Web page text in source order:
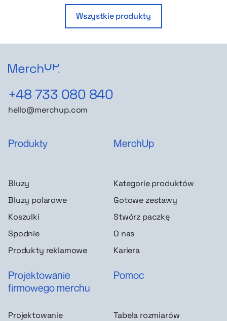
Wszystkie produkty
+48 733 080 840
hello@merchup.com
Produkty
Bluzy
Bluzy polarowe
Koszulki
Spodnie
Produkty reklamowe
MerchUp
Kategorie produktów
Gotowe zestawy
Stwórz paczkę
O nas
Kariera
Projektowanie
firmowego merchu
Projektowanie
Pomoc
Tabela rozmiarów